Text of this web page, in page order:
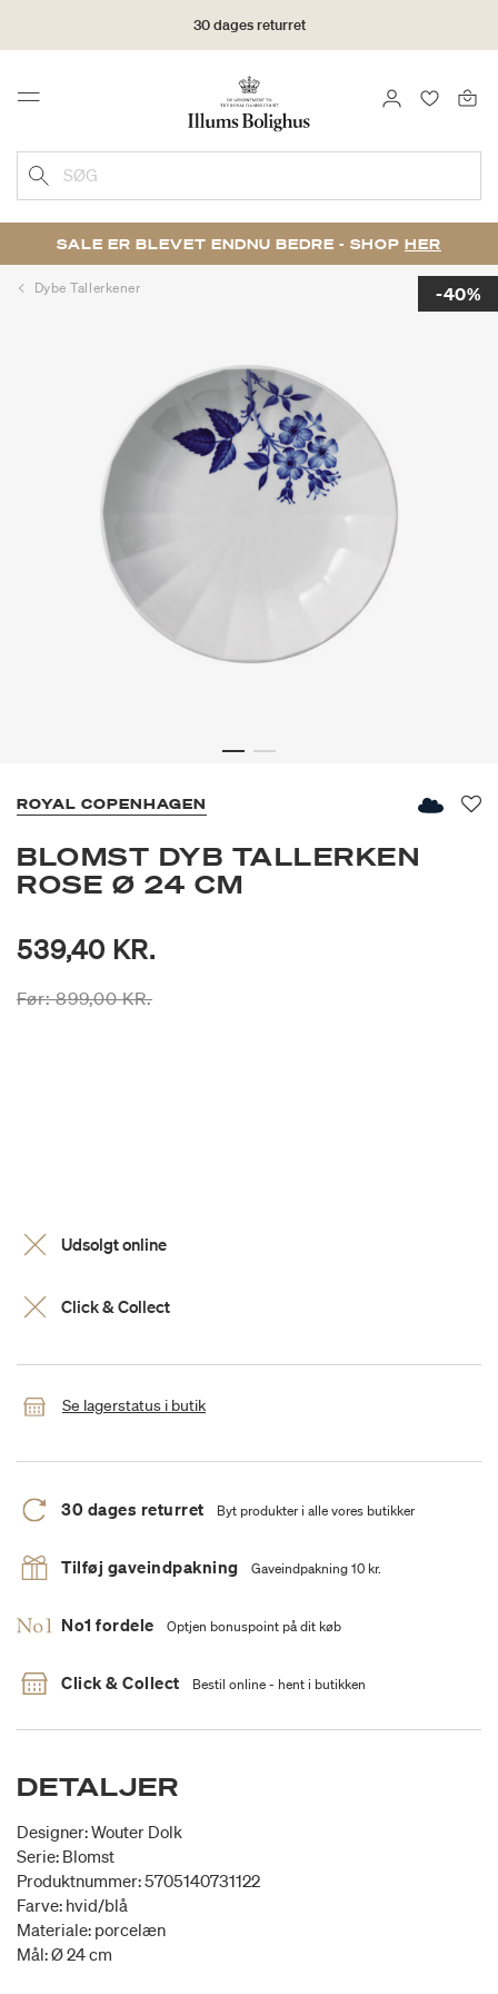
30 dages returret
Menu LOG IND
SØG
SALE ER BLEVET ENDNU BEDRE - SHOP HER
Dybe Tallerkener -40%
ROYAL COPENHAGEN
BLOMST DYB TALLERKEN
ROSE Ø 24 CM
539,40 KR.
Prisen er nedsat fra
Før:899,00 KR.til
Udsolgt online
Click & Collect
Se lagerstatus i butik
30 dages returret Byt produkter i alle vores butikker
Tilføj gaveindpakning Gaveindpakning 10 kr.
No1 fordele Optjen bonuspoint på dit køb
Click & Collect Bestil online - hent i butikken
DETALJER
Designer: Wouter Dolk
Serie: Blomst
Produktnummer: 5705140731122
Farve: hvid/blå
Materiale: porcelæn
Mål: Ø 24 cm